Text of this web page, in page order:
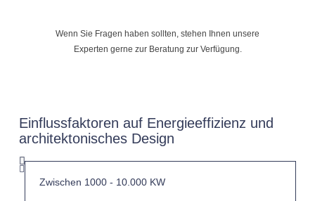
Wenn Sie Fragen haben sollten, stehen Ihnen unsere
Experten gerne zur Beratung zur Verfügung.
Einflussfaktoren auf Energieeffizienz und
architektonisches Design